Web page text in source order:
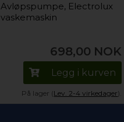
Avløpspumpe, Electrolux
vaskemaskin
698,00 NOK
Legg i kurven
På lager (Lev. 2-4 virkedager).